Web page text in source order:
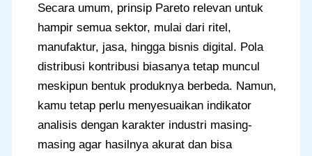
Secara umum, prinsip Pareto relevan untuk
hampir semua sektor, mulai dari ritel,
manufaktur, jasa, hingga bisnis digital. Pola
distribusi kontribusi biasanya tetap muncul
meskipun bentuk produknya berbeda. Namun,
kamu tetap perlu menyesuaikan indikator
analisis dengan karakter industri masing-
masing agar hasilnya akurat dan bisa